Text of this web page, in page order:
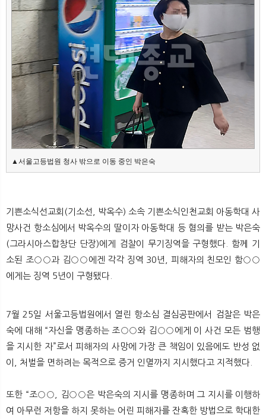
▲서울고등법원 청사 밖으로 이동 중인 박은숙
기쁜소식선교회(기소선, 박옥수) 소속 기쁜소식인천교회 아동학대 사
망사건 항소심에서 박옥수의 딸이자 아동학대 등 혐의를 받는 박은숙
(그라시아스합창단 단장)에게 검찰이 무기징역을 구형했다. 함께 기
소된 조○○과 김○○에겐 각각 징역 30년, 피해자의 친모인 함○○
에게는 징역 5년이 구형됐다.
7월 25일 서울고등법원에서 열린 항소심 결심공판에서 검찰은 박은
숙에 대해 “자신을 맹종하는 조○○와 김○○에게 이 사건 모든 범행
을 지시한 자”로서 피해자의 사망에 가장 큰 책임이 있음에도 반성 없
이, 처벌을 면하려는 목적으로 증거 인멸까지 지시했다고 지적했다.
또한 “조○○, 김○○은 박은숙의 지시를 맹종하며 그 지시를 이행하
여 아무런 저항을 하지 못하는 어린 피해자를 잔혹한 방법으로 학대한